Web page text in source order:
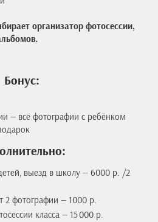
организатор фотосессии,
Бонус:
— все фотографии с ребёнком
выезд в школу — 6000 р. /2
2 фотографии — 1000 р.
класса — 15 000 р.